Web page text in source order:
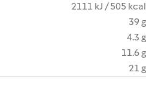
2111 kJ / 505 kcal
39 g
4.3 g
11.6 g
21 g